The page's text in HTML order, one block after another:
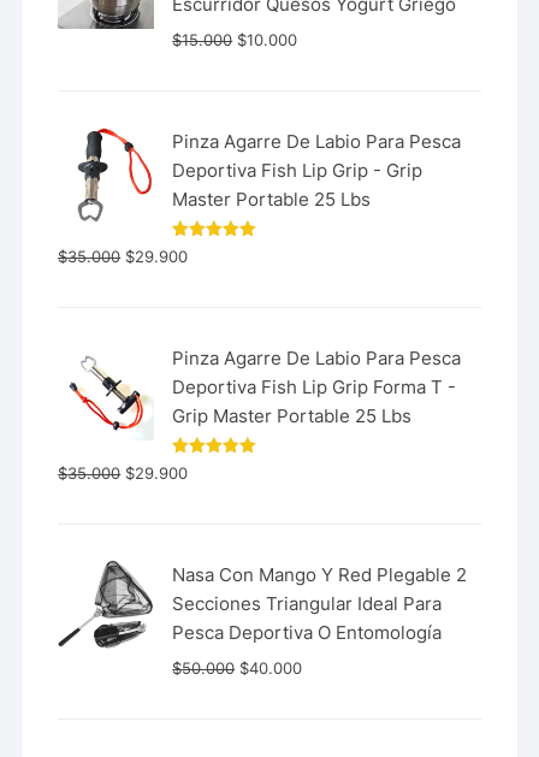
$15.000 $10.000
Pinza Agarre De Labio Para Pesca
Deportiva Fish Lip Grip - Grip
Master Portable 25 Lbs
Valorado
con
$35.000 $29.900
Pinza Agarre De Labio Para Pesca
Deportiva Fish Lip Grip Forma T -
Grip Master Portable 25 Lbs
Valorado
con
$35.000 $29.900
Nasa Con Mango Y Red Plegable 2
Secciones Triangular Ideal Para
Pesca Deportiva O Entomología
$50.000 $40.000